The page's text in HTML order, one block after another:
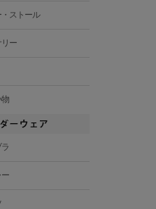
ストール
ー
物
ー